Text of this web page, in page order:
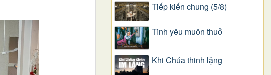
Tiếp kiến chung (5/8)
Tình yêu muôn thuở
Khi Chúa thinh lặng